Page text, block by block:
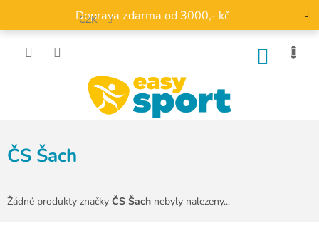
obsah
Doprava zdarma od 3000,- kč
CZK
ČS Šach
Žádné produkty značky ČS Šach nebyly nalezeny...